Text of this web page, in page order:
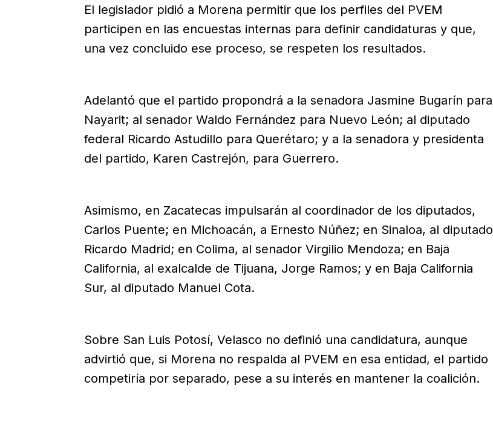
El legislador pidió a Morena permitir que los perfiles del PVEM
participen en las encuestas internas para definir candidaturas y que,
una vez concluido ese proceso, se respeten los resultados.
Adelantó que el partido propondrá a la senadora Jasmine Bugarín para
Nayarit; al senador Waldo Fernández para Nuevo León; al diputado
federal Ricardo Astudillo para Querétaro; y a la senadora y presidenta
del partido, Karen Castrejón, para Guerrero.
Asimismo, en Zacatecas impulsarán al coordinador de los diputados,
Carlos Puente; en Michoacán, a Ernesto Núñez; en Sinaloa, al diputado
Ricardo Madrid; en Colima, al senador Virgilio Mendoza; en Baja
California, al exalcalde de Tijuana, Jorge Ramos; y en Baja California
Sur, al diputado Manuel Cota.
Sobre San Luis Potosí, Velasco no definió una candidatura, aunque
advirtió que, si Morena no respalda al PVEM en esa entidad, el partido
competiría por separado, pese a su interés en mantener la coalición.